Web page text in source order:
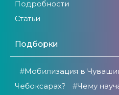
Подробности
Статьи
Подборки
#Мобилизация в
Чебоксарах?
#Чему